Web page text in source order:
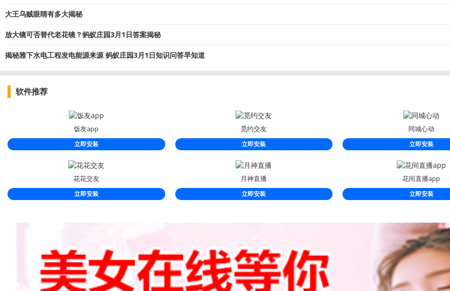
大王乌贼眼睛有多大揭秘
放大镜可否替代老花镜？蚂蚁庄园3月1日答案揭秘
揭秘雅下水电工程发电能源来源 蚂蚁庄园3月1日知识问答早知道
软件推荐
饭友app
立即安装
觅约交友
立即安装
同城心动
立即安装
花花交友
立即安装
月神直播
立即安装
花间直播app
立即安装